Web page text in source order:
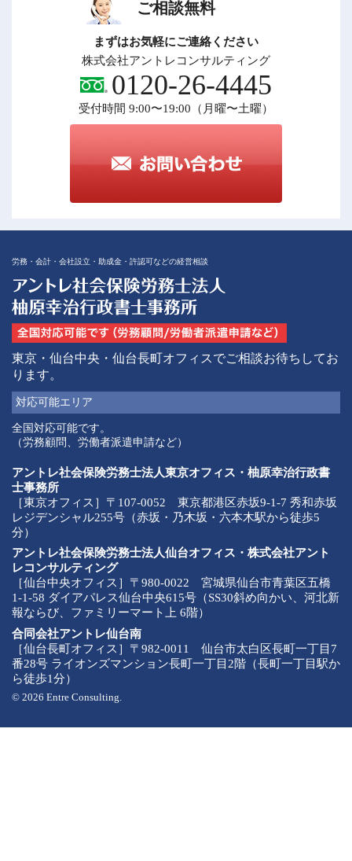
ご相談無料
まずはお気軽にご連絡ください
株式会社アントレコンサルティング
0120-26-4445
受付時間 9:00〜19:00（月曜〜土曜）
労務・会計・会社設立・助成金・許認可などの経営相談
東京・仙台中央・仙台長町オフィスでご相談お待ちしてお
ります。
対応可能エリア
全国対応可能です。
（労務顧問、労働者派遣申請など）
アントレ社会保険労務士法人東京オフィス・柚原幸治行政書
士事務所
［東京オフィス］〒107-0052 東京都港区赤坂9-1-7 秀和赤坂
レジデンシャル255号（赤坂・乃木坂・六本木駅から徒歩5
分）
アントレ社会保険労務士法人仙台オフィス・株式会社アント
レコンサルティング
［仙台中央オフィス］〒980-0022 宮城県仙台市青葉区五橋
1-1-58 ダイアパレス仙台中央615号（SS30斜め向かい、河北新
報ならび、ファミリーマート上 6階）
合同会社アントレ仙台南
［仙台長町オフィス］〒982-0011 仙台市太白区長町一丁目7
番28号 ライオンズマンション長町一丁目2階（長町一丁目駅か
ら徒歩1分）
© 2026 Entre Consulting.